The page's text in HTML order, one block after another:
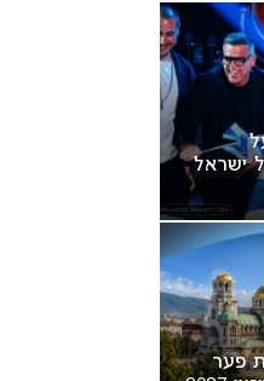
על
ישראל
פער